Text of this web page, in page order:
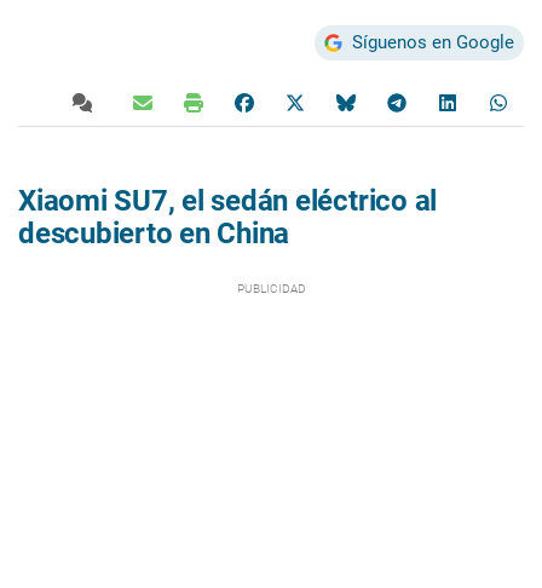
Síguenos en Google
Xiaomi SU7, el sedán eléctrico al
descubierto en China